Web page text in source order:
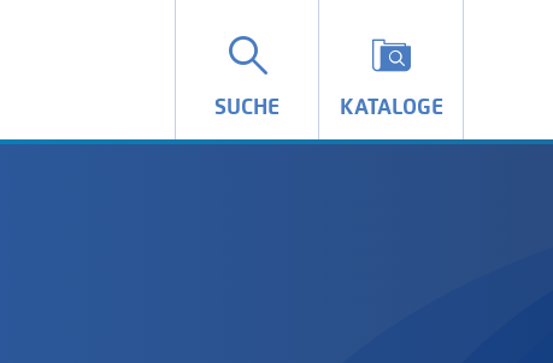
SUCHE KATALOGE